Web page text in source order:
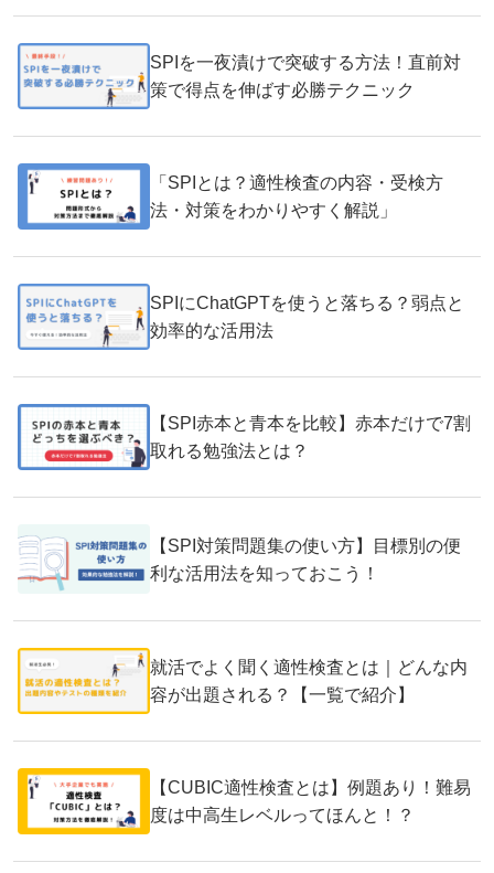
SPIを一夜漬けで突破する方法！直前対
策で得点を伸ばす必勝テクニック
「SPIとは？適性検査の内容・受検方
法・対策をわかりやすく解説」
SPIにChatGPTを使うと落ちる？弱点と
効率的な活用法
【SPI赤本と青本を比較】赤本だけで7割
取れる勉強法とは？
【SPI対策問題集の使い方】目標別の便
利な活用法を知っておこう！
就活でよく聞く適性検査とは｜どんな内
容が出題される？【一覧で紹介】
【CUBIC適性検査とは】例題あり！難易
度は中高生レベルってほんと！？